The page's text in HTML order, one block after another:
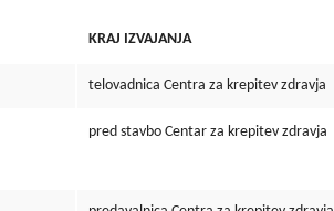
KRAJ IZVAJANJA
telovadnica Centra za krepitev zdravja
pred stavbo Centar za krepitev zdravja